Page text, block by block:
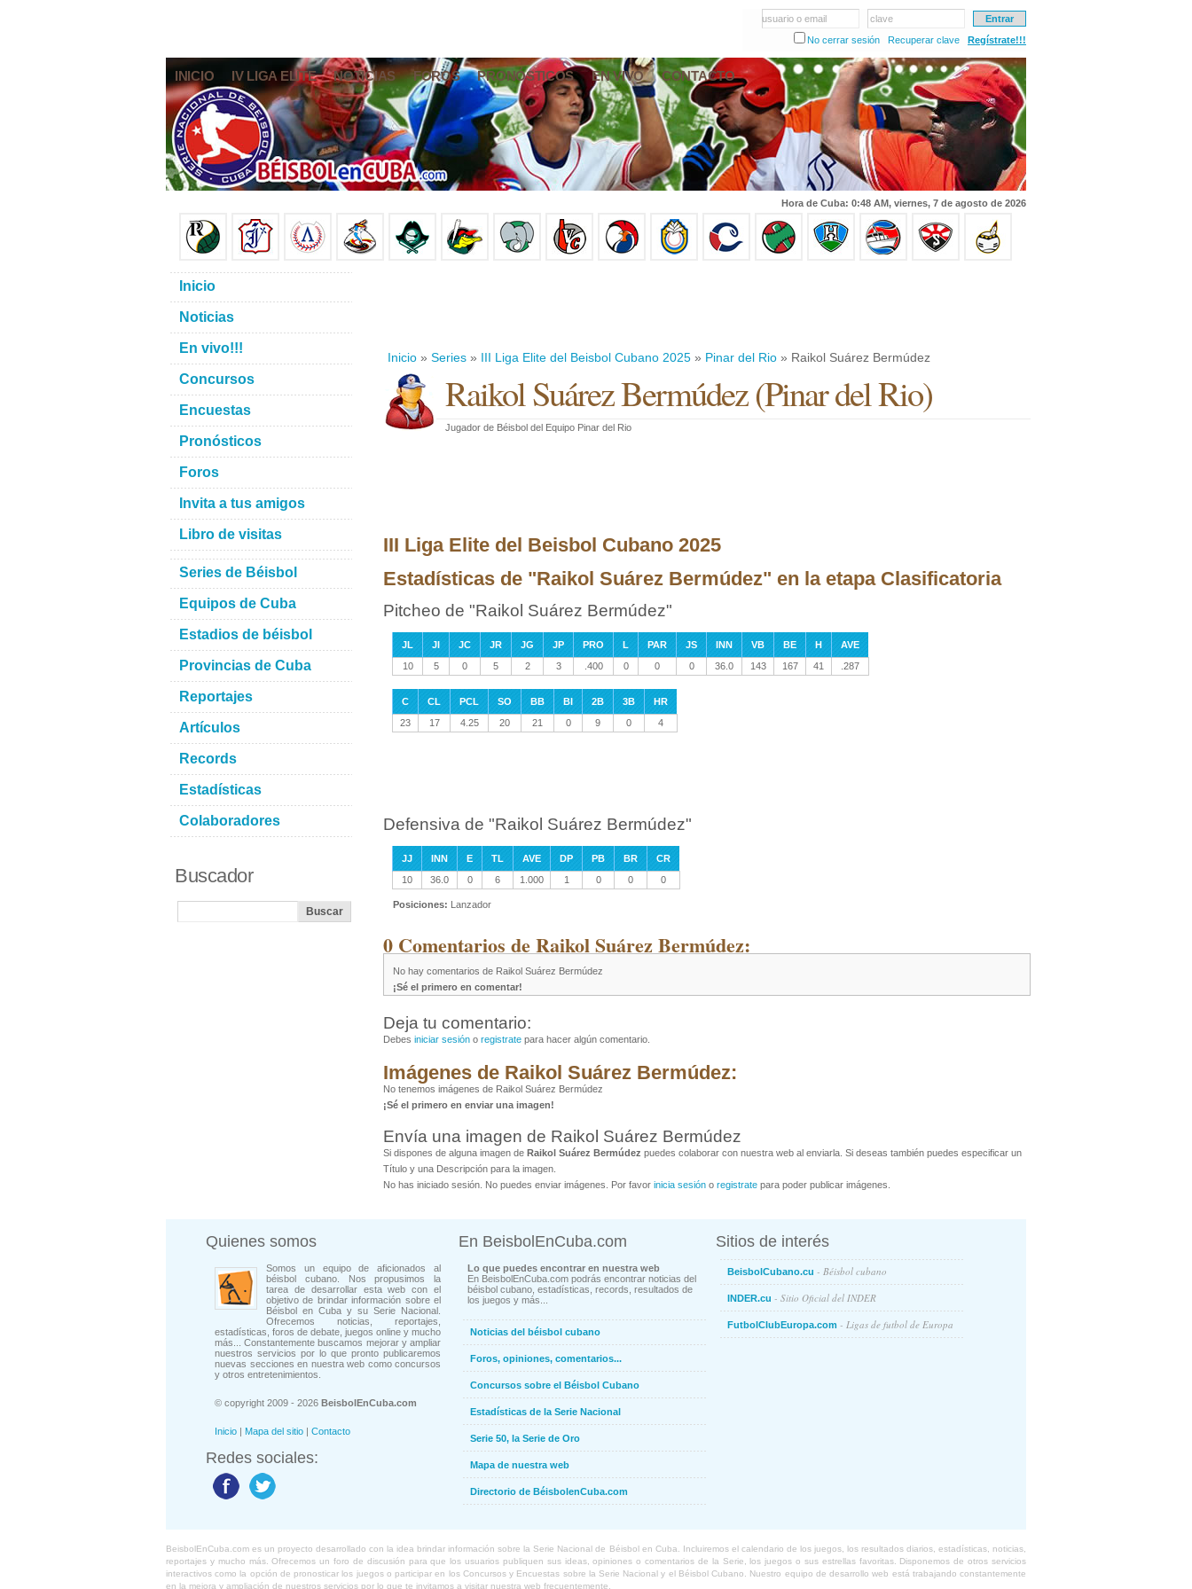
usuario o email
clave
No cerrar sesión
Recuperar clave Regístrate!!!
INICIO IV LIGA ELITE NOTICIAS FOROS PRONÓSTICOS EN VIVO CONTACTO
Hora de Cuba: 0:48 AM, viernes, 7 de agosto de 2026
Inicio » Series » III Liga Elite del Beisbol Cubano 2025 » Pinar del Rio » Raikol Suárez Bermúdez
Raikol Suárez Bermúdez(Pinar del Rio)
Jugador de Béisbol del Equipo Pinar del Rio
III Liga Elite del Beisbol Cubano 2025
Estadísticas de "Raikol Suárez Bermúdez" en la etapa Clasificatoria
Pitcheo de "Raikol Suárez Bermúdez"
JL JI JC JR JG JP PRO L PAR JS INN VB BE H
AVE
10
5 0 5 2 3 .400 0 0 0 36.0 143 167 41 .287
C CL PCL SO BB BI 2B 3B
HR
23
17 4.25 20 21 0 9 0 4
Defensiva de "Raikol Suárez Bermúdez"
JJ INN E TL AVE DP PB BR
CR
10
36.0 0 6 1.000 1 0 0 0
Posiciones: Lanzador
0 Comentarios de Raikol Suárez Bermúdez:
No hay comentarios de Raikol Suárez Bermúdez
¡Sé el primero en comentar!
Deja tu comentario:
Debes iniciar sesión o registrate para hacer algún comentario.
Imágenes de Raikol Suárez Bermúdez:
No tenemos imágenes de Raikol Suárez Bermúdez
¡Sé el primero en enviar una imagen!
Envía una imagen de Raikol Suárez Bermúdez
Si dispones de alguna imagen de Raikol Suárez Bermúdez puedes colaborar con nuestra web al enviarla. Si deseas también puedes especificar un
Título y una Descripción para la imagen.
No has iniciado sesión. No puedes enviar imágenes. Por favor inicia sesión o registrate para poder publicar imágenes.
Inicio
Noticias
En vivo!!!
Concursos
Encuestas
Pronósticos
Foros
Invita a tus amigos
Libro de visitas
Series de Béisbol
Equipos de Cuba
Estadios de béisbol
Provincias de Cuba
Reportajes
Artículos
Records
Estadísticas
Colaboradores
Buscador
Quienes somos
Somos un equipo de aficionados al
béisbol cubano. Nos propusimos la
tarea de desarrollar esta web con el
objetivo de brindar información sobre el
Béisbol en Cuba y su Serie Nacional.
Ofrecemos noticias, reportajes,
estadísticas, foros de debate, juegos online y mucho
más... Constantemente buscamos mejorar y ampliar
nuestros servicios por lo que pronto publicaremos
nuevas secciones en nuestra web como concursos
y otros entretenimientos.
© copyright 2009 - 2026 BeisbolEnCuba.com
Inicio | Mapa del sitio | Contacto
Redes sociales:
En BeisbolEnCuba.com
Lo que puedes encontrar en nuestra web
En BeisbolEnCuba.com podrás encontrar noticias del
béisbol cubano, estadísticas, records, resultados de
los juegos y más...
Noticias del béisbol cubano
Foros, opiniones, comentarios...
Concursos sobre el Béisbol Cubano
Estadísticas de la Serie Nacional
Serie 50, la Serie de Oro
Mapa de nuestra web
Directorio de BéisbolenCuba.com
Sitios de interés
BeisbolCubano.cu - Béisbol cubano
INDER.cu - Sitio Oficial del INDER
FutbolClubEuropa.com - Ligas de futbol de Europa
BeisbolEnCuba.com es un proyecto desarrollado con la idea brindar información sobre la Serie Nacional de Béisbol en Cuba. Incluiremos el calendario de los juegos, los resultados diarios, estadísticas, noticias,
reportajes y mucho más. Ofrecemos un foro de discusión para que los usuarios publiquen sus ideas, opiniones o comentarios de la Serie, los juegos o sus estrellas favoritas. Disponemos de otros servicios
interactivos como la opción de pronosticar los juegos o participar en los Concursos y Encuestas sobre la Serie Nacional y el Béisbol Cubano. Nuestro equipo de desarrollo web está trabajando constantemente
en la mejora y ampliación de nuestros servicios por lo que te invitamos a visitar nuestra web frecuentemente.